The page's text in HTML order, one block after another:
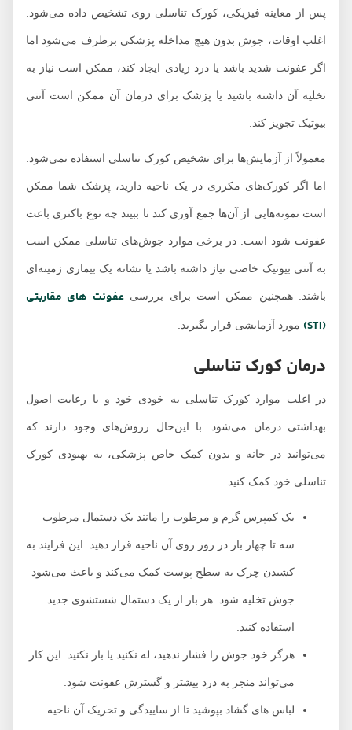
پس از معاینه فیزیکی، کورک تناسلی روی تشخیص داده می‌شود.
اغلب اوقات، جوش بدون هیچ مداخله پزشکی برطرف می‌شود اما
اگر عفونت شدید باشد یا درد زیادی ایجاد کند، ممکن است نیاز به
تخلیه آن داشته باشید یا پزشک برای درمان آن ممکن است آنتی
بیوتیک تجویز کند.
معمولاً از آزمایش‌ها برای تشخیص کورک تناسلی استفاده نمی‌شود.
اما اگر کورک‌های مکرری در یک ناحیه دارید، پزشک شما ممکن
است نمونه‌هایی از آن‌ها جمع آوری کند تا ببیند چه نوع باکتری باعث
عفونت شود است. در برخی موارد جوش‌های تناسلی ممکن است
به آنتی بیوتیک خاصی نیاز داشته باشد یا نشانه یک بیماری زمینه‌ای
باشند. همچنین ممکن است برای بررسیعفونت های مقاربتی
مورد آزمایشی قرار بگیرید.
درمان کورک تناسلی
در اغلب موارد کورک تناسلی به خودی خود و با رعایت اصول
بهداشتی درمان می‌شود. با این‌حال رروش‌های وجود دارند که
می‌توانید در خانه و بدون کمک خاص پزشکی، به بهبودی کورک
تناسلی خود کمک کنید.
یک کمپرس گرم و مرطوب را مانند یک دستمال مرطوب
سه تا چهار بار در روز روی آن ناحیه قرار دهید. این فرایند به
کشیدن چرک به سطح پوست کمک می‌کند و باعث می‌شود
جوش تخلیه شود. هر بار از یک دستمال شستشوی جدید
استفاده کنید.
هرگز خود جوش را فشار ندهید، له نکنید یا باز نکنید. این کار
می‌تواند منجر به درد بیشتر و گسترش عفونت شود.
لباس های گشاد بپوشید تا از ساییدگی و تحریک آن ناحیه